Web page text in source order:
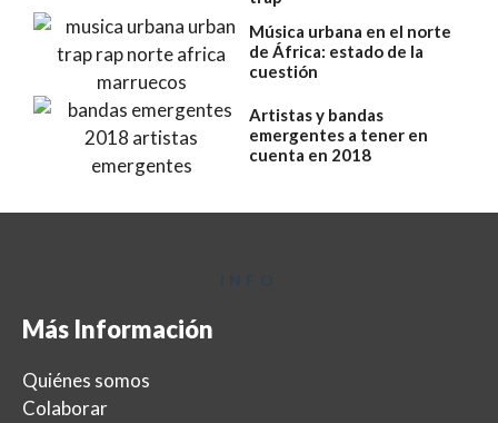
Música urbana en el norte
de África: estado de la
cuestión
Artistas y bandas
emergentes a tener en
cuenta en 2018
Más Información
Quiénes somos
Colaborar